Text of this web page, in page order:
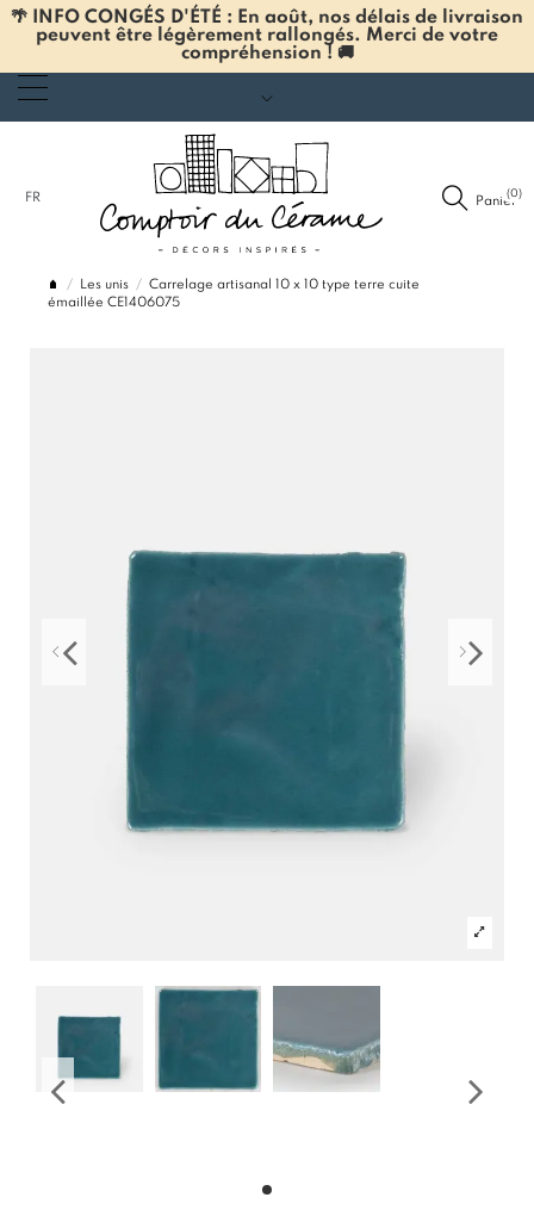
🌴 INFO CONGÉS D'ÉTÉ : En août, nos délais de livraison
peuvent être légèrement rallongés. Merci de votre
compréhension ! 🚚
FR Panier
(0)
Les unis
Carrelage artisanal 10 x 10 type terre cuite
émaillée CE1406075